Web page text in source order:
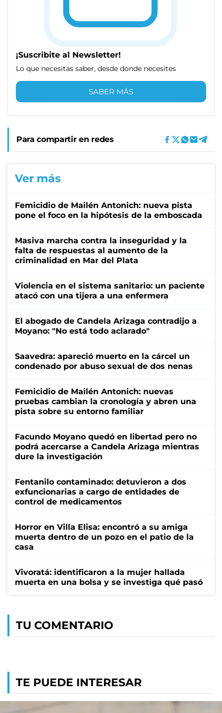
¡Suscribite al Newsletter!
Lo que necesitas saber, desde donde necesites
SABER MÁS
Para compartir en redes
Ver más
Femicidio de Mailén Antonich: nueva pista
pone el foco en la hipótesis de la emboscada
Masiva marcha contra la inseguridad y la
falta de respuestas al aumento de la
criminalidad en Mar del Plata
Violencia en el sistema sanitario: un paciente
atacó con una tijera a una enfermera
El abogado de Candela Arizaga contradijo a
Moyano: "No está todo aclarado"
Saavedra: apareció muerto en la cárcel un
condenado por abuso sexual de dos nenas
Femicidio de Mailén Antonich: nuevas
pruebas cambian la cronología y abren una
pista sobre su entorno familiar
Facundo Moyano quedó en libertad pero no
podrá acercarse a Candela Arizaga mientras
dure la investigación
Fentanilo contaminado: detuvieron a dos
exfuncionarias a cargo de entidades de
control de medicamentos
Horror en Villa Elisa: encontró a su amiga
muerta dentro de un pozo en el patio de la
casa
Vivoratá: identificaron a la mujer hallada
muerta en una bolsa y se investiga qué pasó
TU COMENTARIO
TE PUEDE INTERESAR